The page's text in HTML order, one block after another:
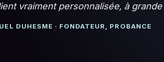
vraiment personnalisée, à
DUHESME · FONDATEUR, PROBANCE